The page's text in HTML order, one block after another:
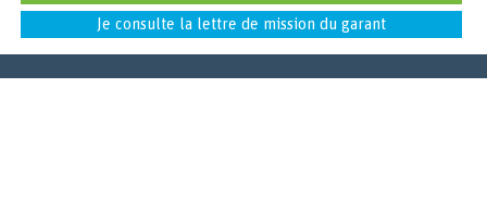
Je consulte la lettre de mission du garant